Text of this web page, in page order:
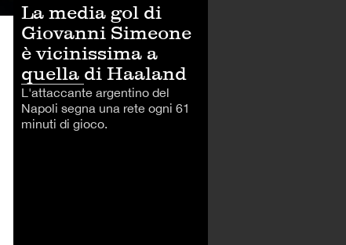
La media gol di
Giovanni Simeone
è vicinissima a
quella di Haaland
L'attaccante argentino del
Napoli segna una rete ogni 61
minuti di gioco.